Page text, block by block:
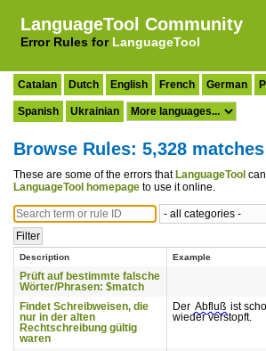
LanguageTool Community
Error Rules for LanguageTool
Catalan Dutch English French German
Spanish Ukrainian
Browse Rules: 5,328 matches
These are some of the errors that LanguageTool
LanguageTool homepage to use it online.
Description Example
Prüft auf bestimmte falsche
Wörter/Phrasen: $match
Findet Schreibweisen, die
nur in der alten
Rechtschreibung gültig
waren
Der Abfluß ist
wieder verstopft.